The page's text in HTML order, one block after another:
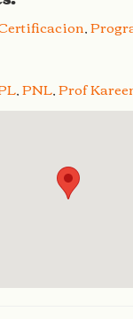
,
,PNL,Prof